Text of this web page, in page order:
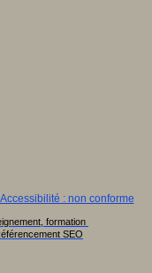
Accessibilité : non conforme
formation
SEO